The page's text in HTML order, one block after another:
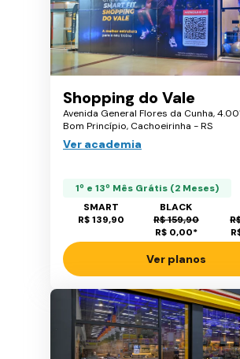
Shopping do Vale
Avenida General Flores da Cunha,
Bom Princípio, Cachoeirinha - RS
Ver academia
1º e 13º Mês Grátis (2 Meses)
SMART
R$ 139,90
BLACK
R$ 159,90
R$ 0,00*
Ver planos